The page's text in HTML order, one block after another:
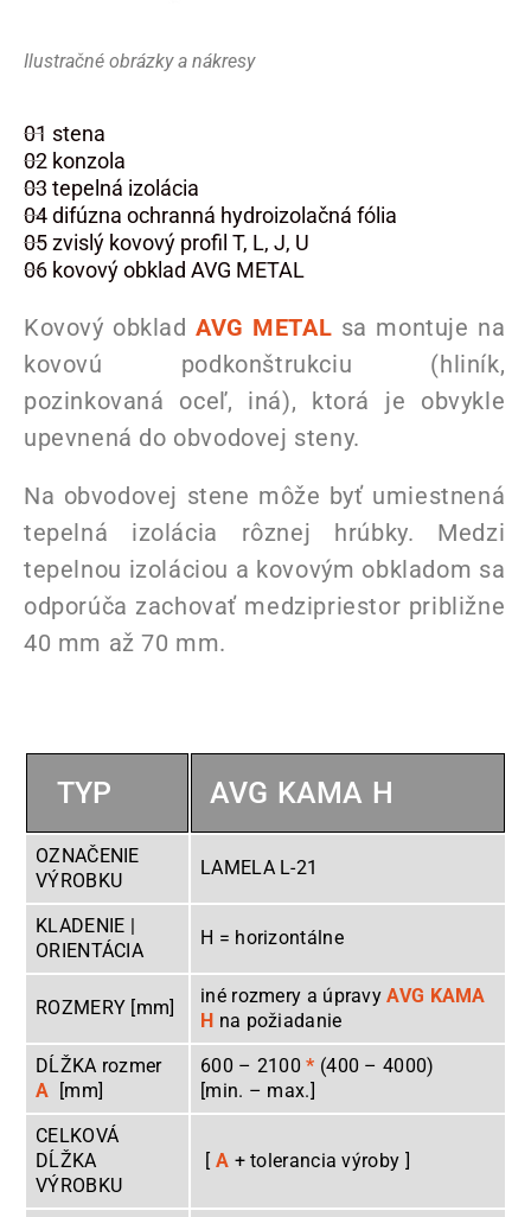
Ilustračné obrázky a nákresy
01 stena
02 konzola
03 tepelná izolácia
04 difúzna ochranná hydroizolačná fólia
05 zvislý kovový profil T, L, J, U
06 kovový obklad AVG METAL
Kovový obkladAVG METAL sa montuje na
kovovú podkonštrukciu (hliník,
pozinkovaná oceľ, iná), ktorá je obvykle
upevnená do obvodovej steny.
Na obvodovej stene môže byť umiestnená
tepelná izolácia rôznej hrúbky. Medzi
tepelnou izoláciou a kovovým obkladom sa
odporúča zachovať medzipriestor približne
40 mm až 70 mm.
TYP AVG KAMA H
OZNAČENIE
VÝROBKU
LAMELA L-21
KLADENIE |
ORIENTÁCIA
H = horizontálne
ROZMERY [mm]
iné rozmery a úpravyAVG KAMA
H na požiadanie
DĹŽKA rozmer
A [mm]
600 – 2100* (400 – 4000)
[min. – max.]
CELKOVÁ
DĹŽKA
VÝROBKU
[ A + tolerancia výroby ]